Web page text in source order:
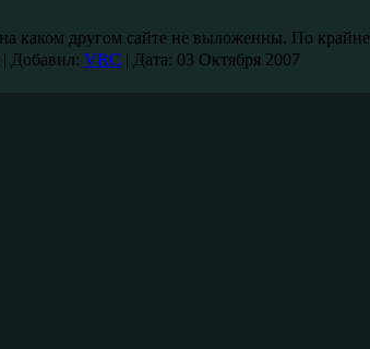
каком другом сайте не выложенны. По
| Добавил: VRC | Дата: 03 Октября 2007